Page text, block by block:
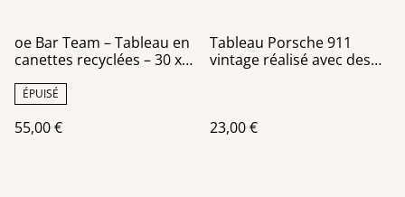
oe Bar Team – Tableau en
canettes recyclées – 30 x
ÉPUISÉ
55,00 €
Tableau Porsche 911
vintage réalisé avec des
23,00 €